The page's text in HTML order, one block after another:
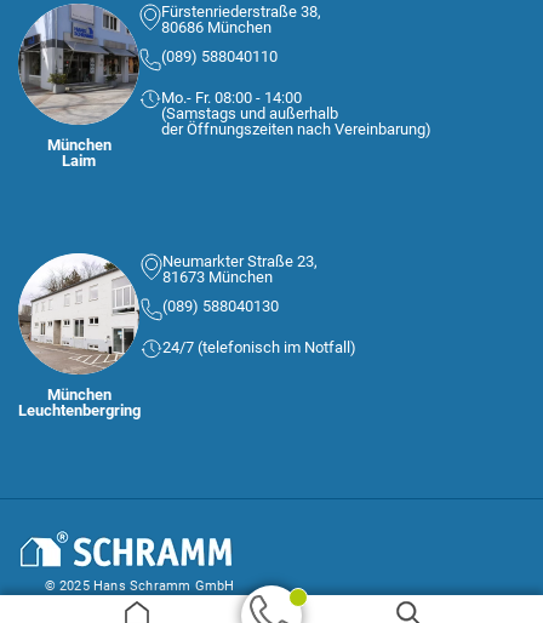
München
Laim
Fürstenriederstraße 38,
80686 München
(089) 588040110
Mo.- Fr. 08:00 - 14:00
(Samstags und außerhalb
der Öffnungszeiten nach Vereinbarung)
München
Leuchtenbergring
Neumarkter Straße 23,
81673 München
(089) 588040130
24/7 (telefonisch im Notfall)
© 2025 Hans Schramm GmbH